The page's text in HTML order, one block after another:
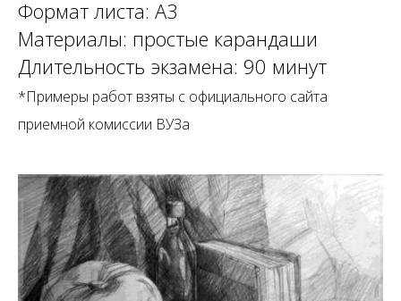
Формат листа: А3
Материалы: простые карандаши
Длительность экзамена: 90 минут
*Примеры работ взяты с официального сайта
приемной комиссии ВУЗа